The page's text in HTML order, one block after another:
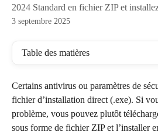
2024 Standard en fichier ZIP et
3 septembre 2025
Table des matières
Certains antivirus ou paramètres de
fichier d’installation direct (.exe). Si
problème, vous pouvez plutôt
sous forme de fichier ZIP et l’installer